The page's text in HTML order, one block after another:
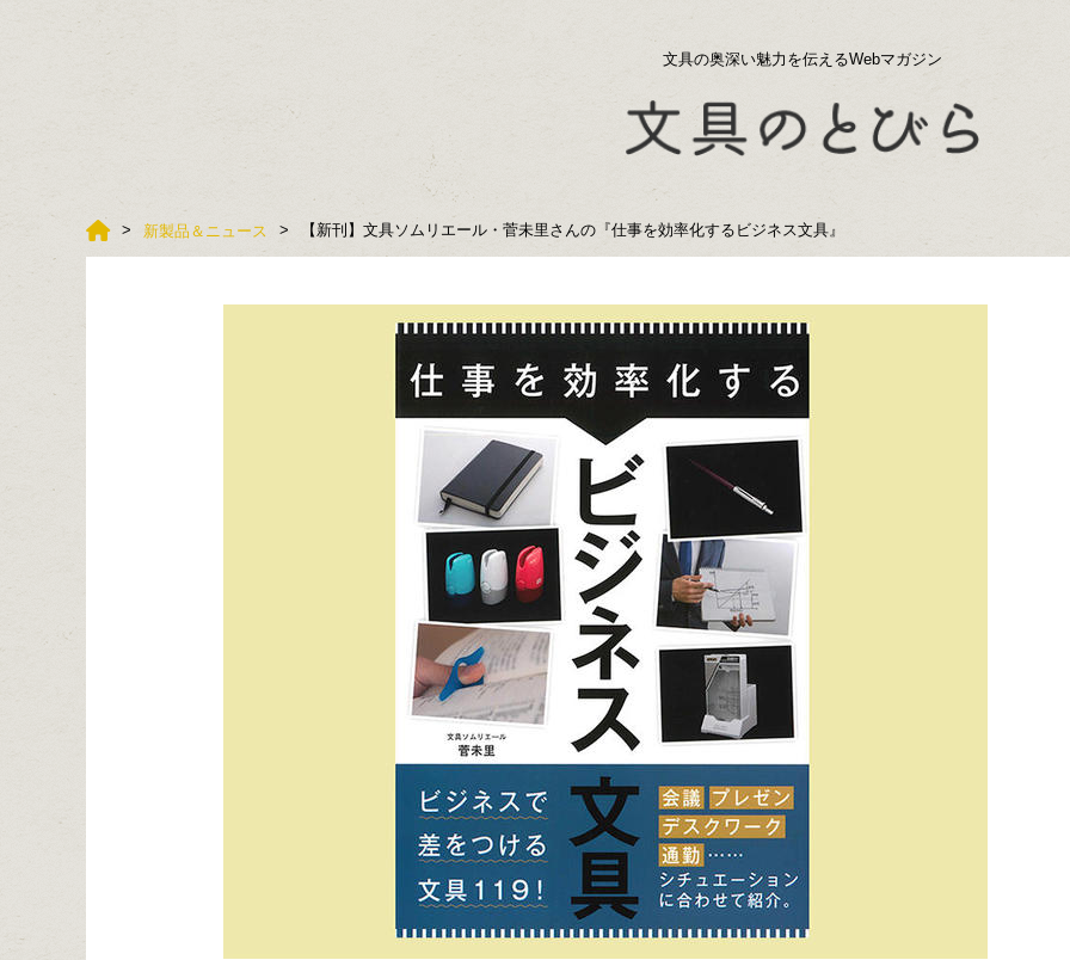
文具の奥深い魅力を伝えるWebマガジン
新製品＆ニュース 【新刊】文具ソムリエール・菅未里さんの『仕事を効率化するビジネス文具』